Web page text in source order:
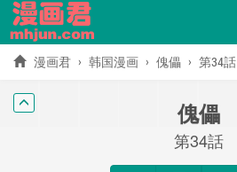
漫画君 韩国漫画 傀儡 第34話
傀儡
第34話